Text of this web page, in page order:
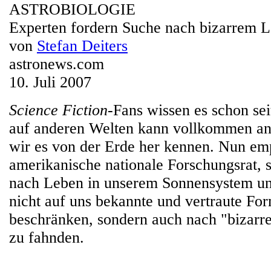
ASTROBIOLOGIE
Experten fordern Suche nach bizarrem
von Stefan Deiters
astronews.com
10. Juli 2007
Science Fiction-Fans wissen es schon
auf anderen Welten kann vollkommen
wir es von der Erde her kennen. Nun
amerikanische nationale Forschungsrat,
nach Leben in unserem Sonnensystem
nicht auf uns bekannte und vertraute
beschränken, sondern auch nach
zu fahnden.